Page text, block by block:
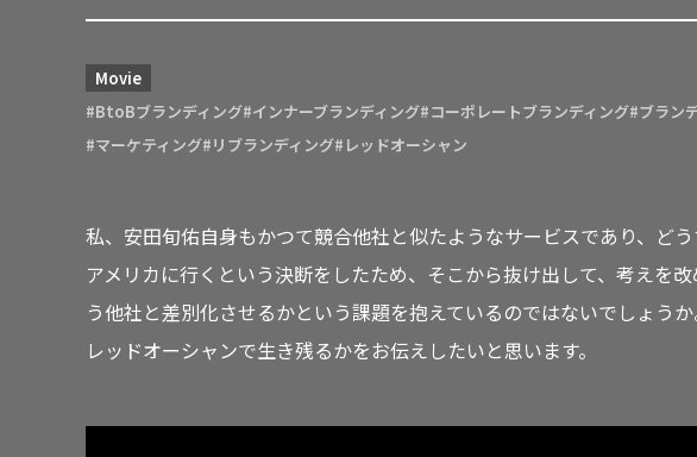
Movie
#BtoBブランディング#インナーブランディング#コーポレートブランディング#ブラン
#マーケティング#リブランディング#レッドオーシャン
私、安田旬佑自身もかつて競合他社と似たようなサービスであり、ど
アメリカに行くという決断をしたため、そこから抜け出して、考えを
う他社と差別化させるかという課題を抱えているのではないでしょう
レッドオーシャンで生き残るかをお伝えしたいと思います。